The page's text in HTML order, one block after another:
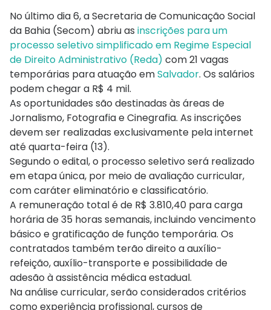
No último dia 6, a Secretaria de Comunicação Social
da Bahia (Secom) abriu as inscrições para um
processo seletivo simplificado em Regime Especial
de Direito Administrativo (Reda) com 21 vagas
temporárias para atuação emSalvador. Os salários
podem chegar a R$ 4 mil.
As oportunidades são destinadas às áreas de
Jornalismo, Fotografia e Cinegrafia. As inscrições
devem ser realizadas exclusivamente pela internet
até quarta-feira (13).
Segundo o edital, o processo seletivo será realizado
em etapa única, por meio de avaliação curricular,
com caráter eliminatório e classificatório.
A remuneração total é de R$ 3.810,40 para carga
horária de 35 horas semanais, incluindo vencimento
básico e gratificação de função temporária. Os
contratados também terão direito a auxílio-
refeição, auxílio-transporte e possibilidade de
adesão à assistência médica estadual.
Na análise curricular, serão considerados critérios
como experiência profissional, cursos de